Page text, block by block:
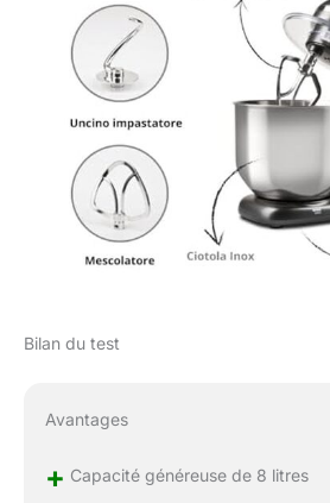
Bilan du test
Avantages
+ Capacité généreuse de 8 litres